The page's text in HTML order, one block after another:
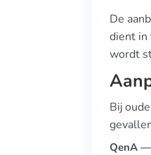
De
dient in
wordt
Bij
QenA —